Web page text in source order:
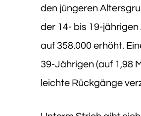
den jüngeren
der 14- bis 19-
auf 358.000 erhöht.
39-Jährigen (auf 1,98
leichte Rückgänge